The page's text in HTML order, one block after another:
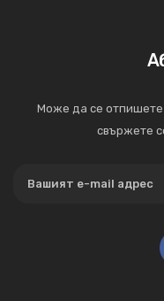
Може да се отпишете
свържете